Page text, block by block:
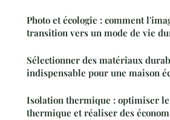
Photo et écologie : comment
transition vers un mode de vie
Sélectionner des matériaux
indispensable pour une maison
Isolation thermique : optimiser
thermique et réaliser des